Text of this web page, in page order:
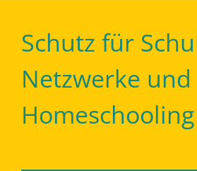
Schutz für
Netzwerke und
Homeschooling